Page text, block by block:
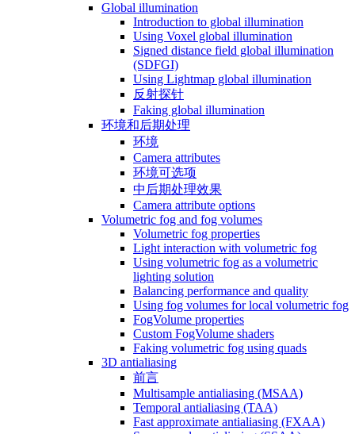
Global illumination
Introduction to global illumination
Using Voxel global illumination
Signed distance field global illumination
(SDFGI)
Using Lightmap global illumination
反射探针
Faking global illumination
环境和后期处理
环境
Camera attributes
环境可选项
中后期处理效果
Camera attribute options
Volumetric fog and fog volumes
Volumetric fog properties
Light interaction with volumetric fog
Using volumetric fog as a volumetric
lighting solution
Balancing performance and quality
Using fog volumes for local volumetric fog
FogVolume properties
Custom FogVolume shaders
Faking volumetric fog using quads
3D antialiasing
前言
Multisample antialiasing (MSAA)
Temporal antialiasing (TAA)
Fast approximate antialiasing (FXAA)